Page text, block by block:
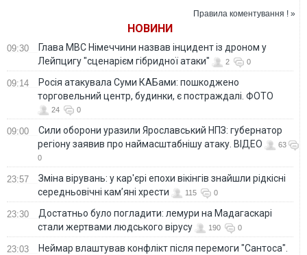
Правила коментування ! »
НОВИНИ
09:30
Глава МВС Німеччини назвав інцидент із дроном у
Лейпцигу "сценарієм гібридної атаки"
2 0
09:14
Росія атакувала Суми КАБами: пошкоджено
торговельний центр, будинки, є постраждалі. ФОТО
24 0
09:00
Сили оборони уразили Ярославський НПЗ: губернатор
регіону заявив про наймасштабнішу атаку. ВІДЕО
63
0
23:57
Зміна вірувань: у кар'єрі епохи вікінгів знайшли рідкісні
середньовічні кам’яні хрести
115 0
23:30
Достатньо було погладити: лемури на Мадагаскарі
стали жертвами людського вірусу
190 0
23:03
Неймар влаштував конфлікт після перемоги "Сантоса".